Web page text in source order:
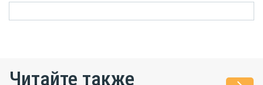
Читайте также